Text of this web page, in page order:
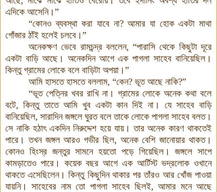
এদিকে আসেনি।”
“কোনও ব্যবস্থা করা যাবে না? আমার যা হোক একটা মাথা
গোঁজার ঠাঁই হলেই চলবে।”
অনেকক্ষণ ভেবে রামচন্দ্র বললেন, “পারাসি থেকে কিছুটা দূরে
একটা বাড়ি আছে। অনেকদিন আগে এক পাগলা সাহেব বানিয়েছিল।
কিন্তু গ্রামের লোকে বলে বাড়িটা অপয়া ।”
আমি হাসতে হাসতে বললাম, “কেন? ভূত আছে নাকি?”
“ভূত পেত্নির খবর রাখি না। গ্রামের লোকে অনেক কথা বলে
বটে, কিন্তু তাতে আমি খুব একটা কান দিই না। যে সাহেব বাড়ি
বানিয়েছিল, সারাদিন জঙ্গলে ঘুরত বলে তাকে লোকে পাগলা সাহেব বলত।
সে নাকি হঠাৎ একদিন নিরুদ্দেশ হয়ে যায়।তার অনেক কারণ থাকতেই
পারে। তখন জঙ্গল আরও গভীর ছিল, অনেক বেশি জানোয়ার থাকত।
কোনও হিংস্র জন্তুর সামনে হয়তো পড়ে গিয়েছিল।
জঙ্গলে সাপে
কামড়াতেও পারে। কয়েক বছর আগে এক আর্টিস্ট ভদ্রলোক ওখানে
থাকতে এসেছিলেন। কিন্তু কিছুদিন থাকার পর তাঁরও আর খোঁজ পাওয়া
যায়নি। সাহেবের নাম তো পাগলা সাহেব ছিলই, আমার মনে আছে